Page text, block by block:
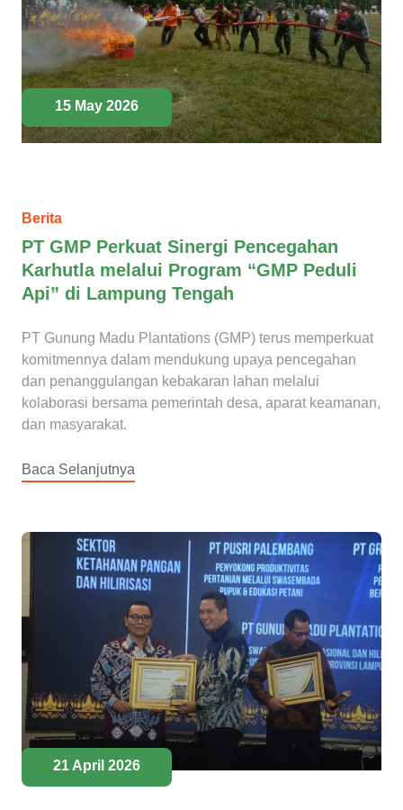
Berita
PT GMP Perkuat Sinergi Pencegahan
Karhutla melalui Program “GMP Peduli
Api” di Lampung Tengah
PT Gunung Madu Plantations (GMP) terus memperkuat
komitmennya dalam mendukung upaya pencegahan
dan penanggulangan kebakaran lahan melalui
kolaborasi bersama pemerintah desa, aparat keamanan,
dan masyarakat.
Baca Selanjutnya
15 May 2026
21 April 2026